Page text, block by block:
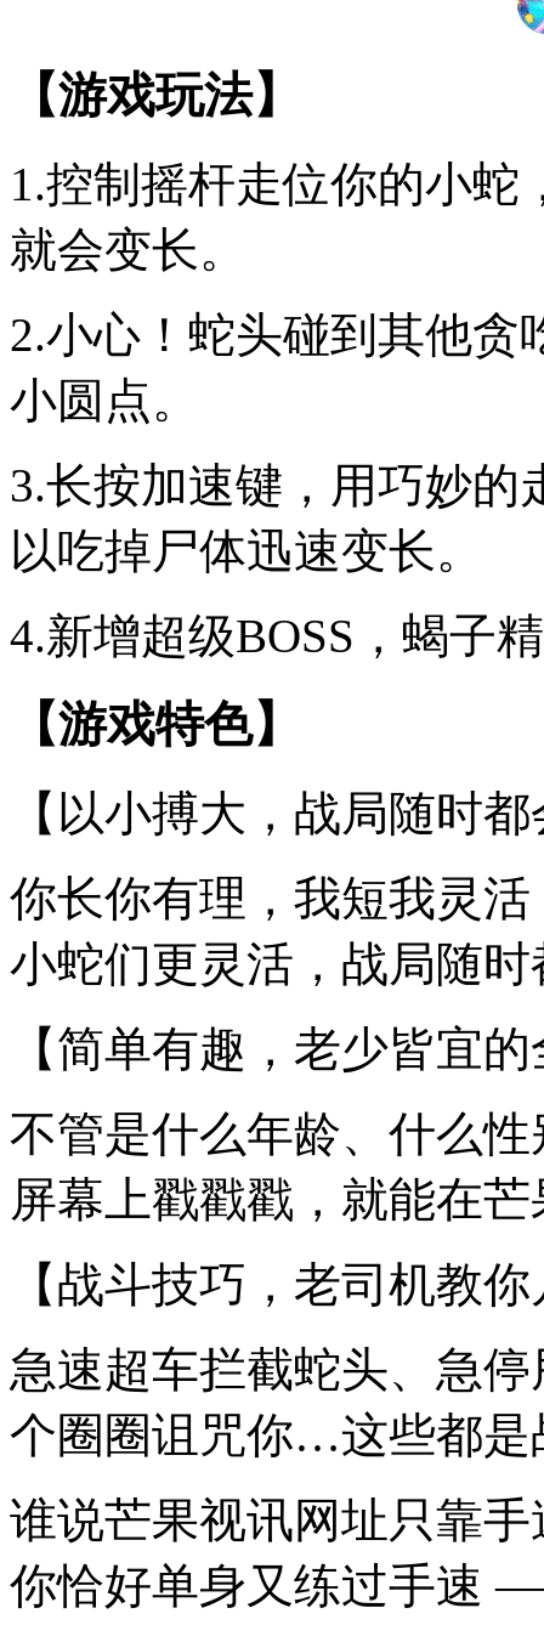
【游戏玩法】
1.控制摇杆走位你的小
就会变长。
2.小心！蛇头碰到其他
小圆点。
3.长按加速键，用巧妙
以吃掉尸体迅速变长。
4.新增超级BOSS，蝎子
【游戏特色】
【以小搏大，战局随时
你长你有理，我短我灵
小蛇们更灵活，战局随
【简单有趣，老少皆宜
不管是什么年龄、什么
屏幕上戳戳戳，就能在
【战斗技巧，老司机教
急速超车拦截蛇头、急
个圈圈诅咒你…这些都是
谁说芒果视讯网址只靠
你恰好单身又练过手速